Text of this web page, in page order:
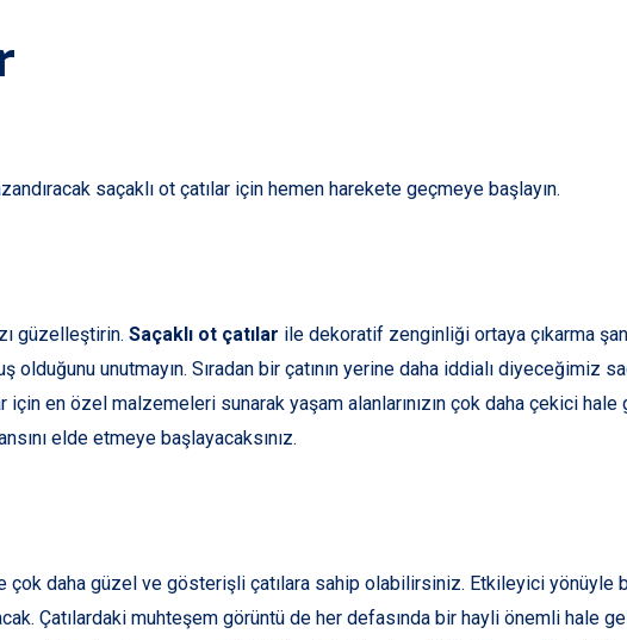
saçaklı ot çatılar için hemen harekete geçmeye başlayın.
güzelleştirin. Saçaklı ot çatılar ile dekoratif zenginliği ortaya çıkarma
olduğunu unutmayın. Sıradan bir çatının yerine daha iddialı diyeceğimiz
en özel malzemeleri sunarak yaşam alanlarınızın çok daha çekici
elde etmeye başlayacaksınız.
çok daha güzel ve gösterişli çatılara sahip olabilirsiniz. Etkileyici
Çatılardaki muhteşem görüntü de her defasında bir hayli önemli hale